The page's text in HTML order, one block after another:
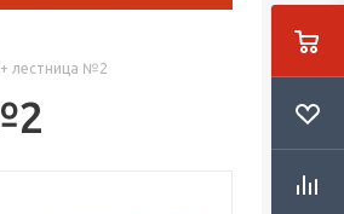
лестница №2